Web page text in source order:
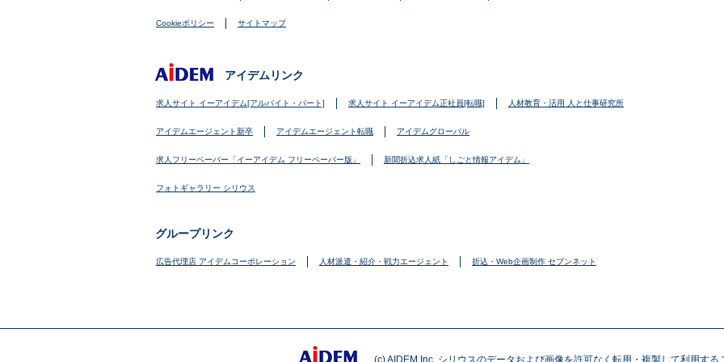
Cookieポリシー サイトマップ
アイデムリンク
求人サイト イーアイデム[アルバイト・パート] 求人サイト イーアイデム正社員[転職] 人材教育・活用 人と仕事研究所
アイデムエージェント新卒 アイデムエージェント転職 アイデムグローバル
求人フリーペーパー「イーアイデム フリーペーパー版」 新聞折込求人紙「しごと情報アイデム」
フォトギャラリー シリウス
グループリンク
広告代理店 アイデムコーポレーション 人材派遣・紹介・戦力エージェント 折込・Web企画制作 セブンネット
(c) AIDEM Inc. シリウスのデータおよび画像を許可なく転用・複製して利用する